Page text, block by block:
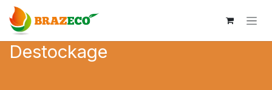
Se rendre au contenu
Destockage